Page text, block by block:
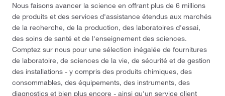
Nous faisons avancer la science en offrant plus de 6 millions
de produits et des services d'assistance étendus aux marchés
de la recherche, de la production, des laboratoires d'essai,
des soins de santé et de l'enseignement des sciences.
Comptez sur nous pour une sélection inégalée de fournitures
de laboratoire, de sciences de la vie, de sécurité et de gestion
des installations - y compris des produits chimiques, des
consommables, des équipements, des instruments, des
diagnostics et bien plus encore - ainsi qu'un service client